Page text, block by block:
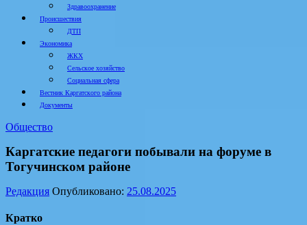
Здравоохранение
Происшествия
ДТП
Экономика
ЖКХ
Сельское хозяйство
Социальная сфера
Вестник Каргатского района
Документы
Общество
Каргатские педагоги побывали на форуме в
Тогучинском районе
Редакция Опубликовано: 25.08.2025
Кратко